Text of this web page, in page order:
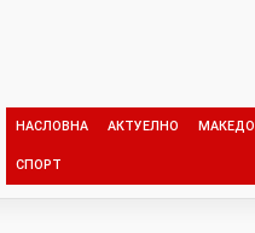
НАСЛОВНА АКТУЕЛНО
СПОРТ